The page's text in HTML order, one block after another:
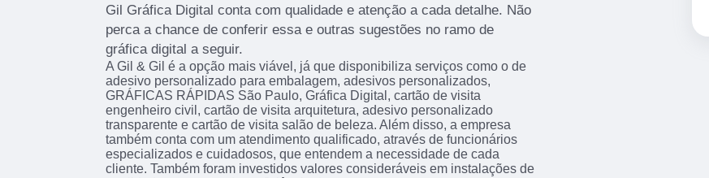
Gil Gráfica Digital conta com qualidade e atenção a cada detalhe. Não
perca a chance de conferir essa e outras sugestões no ramo de
gráfica digital a seguir.
A Gil & Gil é a opção mais viável, já que disponibiliza serviços como o de
adesivo personalizado para embalagem, adesivos personalizados,
GRÁFICAS RÁPIDAS São Paulo, Gráfica Digital, cartão de visita
engenheiro civil, cartão de visita arquitetura, adesivo personalizado
transparente e cartão de visita salão de beleza. Além disso, a empresa
também conta com um atendimento qualificado, através de funcionários
especializados e cuidadosos, que entendem a necessidade de cada
cliente. Também foram investidos valores consideráveis em instalações de